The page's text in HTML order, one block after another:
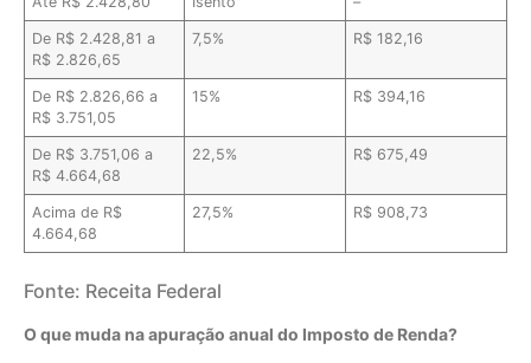
De R$ 2.428,81 a
R$ 2.826,65
7,5% R$ 182,16
De R$ 2.826,66 a
R$ 3.751,05
15% R$ 394,16
De R$ 3.751,06 a
R$ 4.664,68
22,5% R$ 675,49
Acima de R$
4.664,68
27,5% R$ 908,73
Fonte: Receita Federal
O que muda na apuração anual do Imposto de Renda?